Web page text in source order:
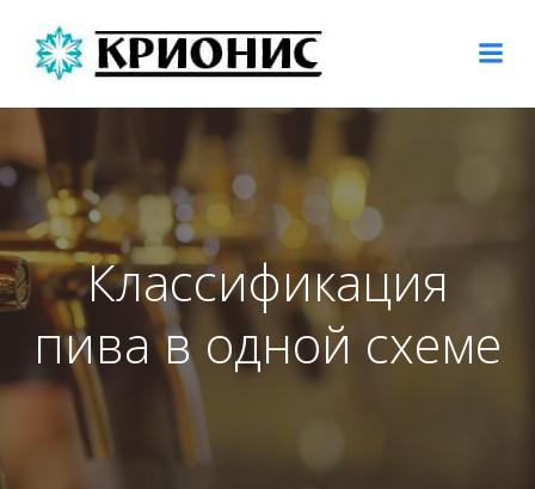
к
содержимому
Классификация
пива в одной схеме